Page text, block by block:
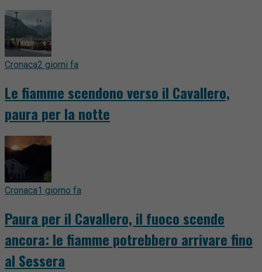
Cronaca2 giorni fa
Le fiamme scendono verso il Cavallero,
paura per la notte
Cronaca1 giorno fa
Paura per il Cavallero, il fuoco scende
ancora: le fiamme potrebbero arrivare fino
al Sessera